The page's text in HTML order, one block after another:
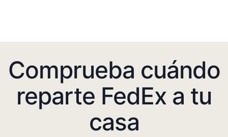
Comprueba cuándo
reparte FedEx a tu
casa